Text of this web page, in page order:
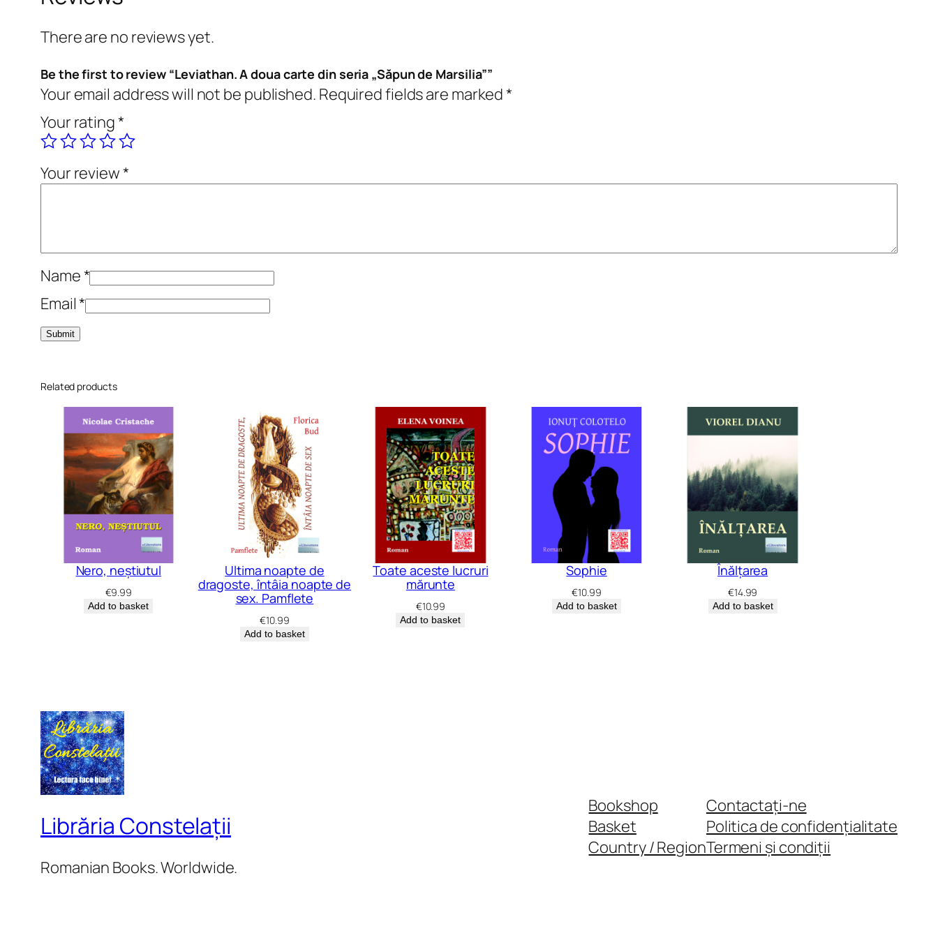
ă
p
u
a
n
t
i
t
y
There are no reviews yet.
Be the first to review “Leviathan. A doua carte din seria „Săpun de Marsilia””
Your email address will not be published. Required fields are marked*
Your rating*
Your review*
Name*
Email*
Related products
Nero, neștiutul
€9.99
Add to basket
Ultima noapte de
dragoste, întâia noapte de
sex. Pamflete
€10.99
Add to basket
Toate aceste lucruri
mărunte
€10.99
Add to basket
Sophie
€10.99
Add to basket
Înălțarea
€14.99
Add to basket
Librăria Constelații
Romanian Books. Worldwide.
Bookshop
Basket
Country / Region
Contactați-ne
Politica de confidențialitate
Termeni și condiții